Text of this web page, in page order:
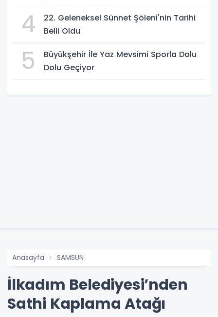
4
22. Geleneksel Sünnet Şöleni'nin Tarihi
Belli Oldu
5
Büyükşehir İle Yaz Mevsimi Sporla Dolu
Dolu Geçiyor
Anasayfa SAMSUN
İlkadım Belediyesi’nden
Sathi Kaplama Atağı